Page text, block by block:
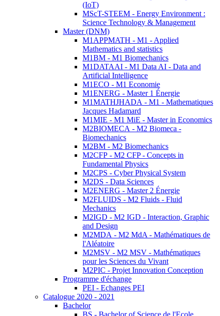
(IoT)
MScT-STEEM - Energy Environment :
Science Technology & Management
Master (DNM)
M1APPMATH - M1 - Applied
Mathematics and statistics
M1BM - M1 Biomechanics
M1DATAAI - M1 Data AI - Data and
Artificial Intelligence
M1ECO - M1 Economie
M1ENERG - Master 1 Énergie
M1MATHJHADA - M1 - Mathematiques
Jacques Hadamard
M1MIE - M1 MiE - Master in Economics
M2BIOMECA - M2 Biomeca -
Biomechanics
M2BM - M2 Biomechanics
M2CFP - M2 CFP - Concepts in
Fundamental Physics
M2CPS - Cyber Physical System
M2DS - Data Sciences
M2ENERG - Master 2 Énergie
M2FLUIDS - M2 Fluids - Fluid
Mechanics
M2IGD - M2 IGD - Interaction, Graphic
and Design
M2MDA - M2 MdA - Mathématiques de
l'Aléatoire
M2MSV - M2 MSV - Mathématiques
pour les Sciences du Vivant
M2PIC - Projet Innovation Conception
Programme d'échange
PEI - Echanges PEI
Catalogue 2020 - 2021
Bachelor
BS - Bachelor of Science de l'Ecole